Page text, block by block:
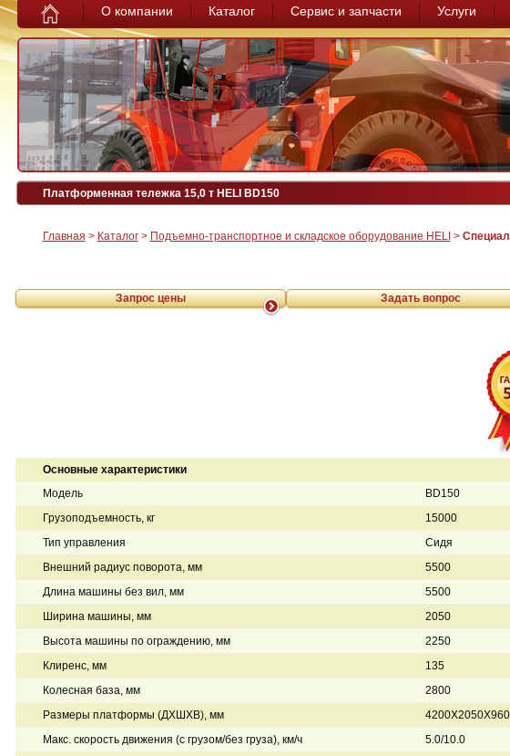
О компании Каталог Сервис и запчасти Услуги
Главная > Каталог> Подъемно-транспортное и складское оборудование HELI >
Платформенная тележка 15,0 т HELI BD150
Запрос цены Задать вопрос
Основные характеристики
Модель
BD150
Грузоподъемность, кг
15000
Тип управления
Сидя
Внешний радиус поворота, мм
5500
Длина машины без вил, мм
5500
Ширина машины, мм
2050
Высота машины по ограждению, мм
2250
Клиренс, мм
135
Колесная база, мм
2800
Размеры платформы (ДХШХВ), мм
4200Х2050Х960
Макс. скорость движения (с грузом/без груза), км/ч
5.0/10.0